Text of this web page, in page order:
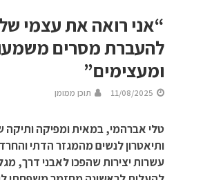
“אני רואה את עצמי
להעברת מסרים
ומעצימים”
11/08/2025 תוכן ממומן
טלי אברהמי, במאית ומפיקה ותיקה
ותיאטרון לנשים מהמגזר הדתי
עשרות יצירות שהפכו לאבני דרך,